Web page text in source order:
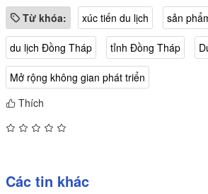
Từ khóa:
xúc tiến du lịch sản
du lịch Đồng Tháp tỉnh Đồng Tháp
Mở rộng không gian phát triển
Thích
Các tin khác